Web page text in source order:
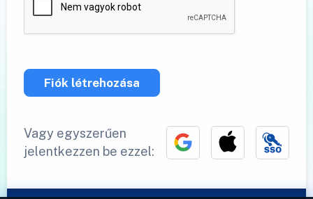
Fiók létrehozása
Vagy egyszerűen
jelentkezzen be ezzel: